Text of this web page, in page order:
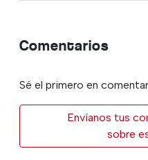
Comentarios
Sé el primero en
Envíanos tus
sobre